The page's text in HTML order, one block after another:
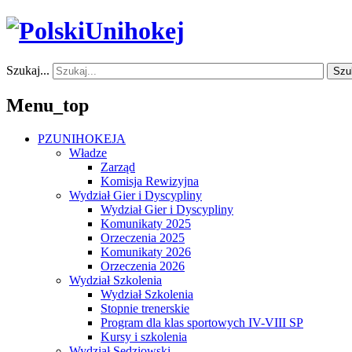
Szukaj...
Menu_top
PZUNIHOKEJA
Władze
Zarząd
Komisja Rewizyjna
Wydział Gier i Dyscypliny
Wydział Gier i Dyscypliny
Komunikaty 2025
Orzeczenia 2025
Komunikaty 2026
Orzeczenia 2026
Wydział Szkolenia
Wydział Szkolenia
Stopnie trenerskie
Program dla klas sportowych IV-VIII SP
Kursy i szkolenia